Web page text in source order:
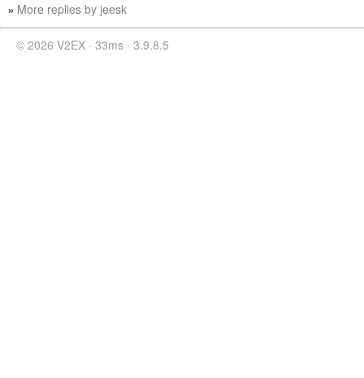
» More replies by jeesk
© 2026 V2EX · 33ms · 3.9.8.5